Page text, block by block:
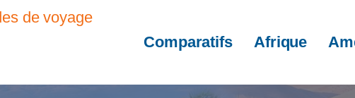
Comparatifs Afrique